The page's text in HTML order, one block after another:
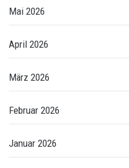
Mai 2026
April 2026
März 2026
Februar 2026
Januar 2026